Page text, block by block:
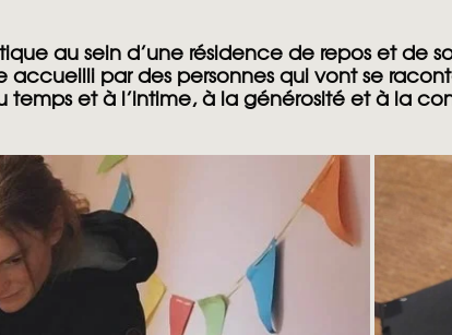
au sein d’une résidence de repos et de
par des personnes qui vont se
et à l’intime, à la générosité et à la